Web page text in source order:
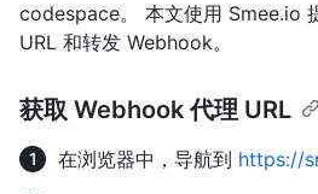
codespace。 本文使用 Smee.io
URL 和转发 Webhook。
获取 Webhook 代理 URL
在浏览器中，导航到 https://